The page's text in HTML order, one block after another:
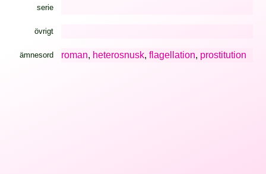
serie
övrigt
ämnesord roman, heterosnusk, flagellation, prostitution